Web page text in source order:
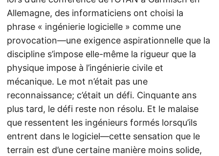
Allemagne, des informaticiens ont choisi la
phrase « ingénierie logicielle » comme une
provocation—une exigence aspirationnelle que la
discipline s’impose elle-même la rigueur que la
physique impose à l’ingénierie civile et
mécanique. Le mot n’était pas une
reconnaissance; c’était un défi. Cinquante ans
plus tard, le défi reste non résolu. Et le malaise
que ressentent les ingénieurs formés lorsqu’ils
entrent dans le logiciel—cette sensation que le
terrain est d’une certaine manière moins solide,